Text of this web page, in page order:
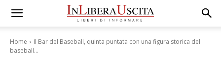
Home
Il Bar del Baseball, quinta puntata con una figura storica del
baseball...